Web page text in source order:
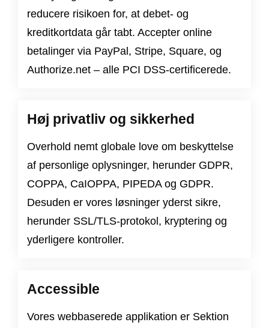
reducere risikoen for, at debet- og
kreditkortdata går tabt. Accepter online
betalinger via PayPal, Stripe, Square, og
Authorize.net – alle PCI DSS-certificerede.
Høj privatliv og sikkerhed
Overhold nemt globale love om beskyttelse
af personlige oplysninger, herunder GDPR,
COPPA, CaIOPPA, PIPEDAog GDPR.
Desuden er vores løsninger yderst sikre,
herunder SSL/TLS-protokol, kryptering og
yderligere kontroller.
Accessible
Vores webbaserede applikation er Sektion